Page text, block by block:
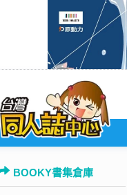
BOOKY書集倉庫